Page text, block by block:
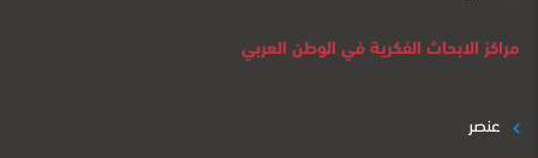
مراكز الابحاث الفكرية في الوطن العربي
عنصر